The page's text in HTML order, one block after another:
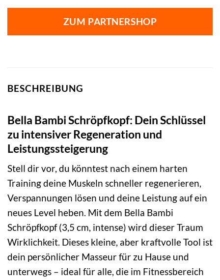
ZUM PARTNERSHOP
BESCHREIBUNG
Bella Bambi Schröpfkopf: Dein Schlüssel
zu intensiver Regeneration und
Leistungssteigerung
Stell dir vor, du könntest nach einem harten
Training deine Muskeln schneller regenerieren,
Verspannungen lösen und deine Leistung auf ein
neues Level heben. Mit dem Bella Bambi
Schröpfkopf (3,5 cm, intense) wird dieser Traum
Wirklichkeit. Dieses kleine, aber kraftvolle Tool ist
dein persönlicher Masseur für zu Hause und
unterwegs – ideal für alle, die im Fitnessbereich